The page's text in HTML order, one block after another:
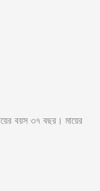
বয়স ৩৭ বছর। মায়ের